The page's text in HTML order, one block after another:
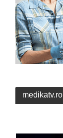
medikatv.ro